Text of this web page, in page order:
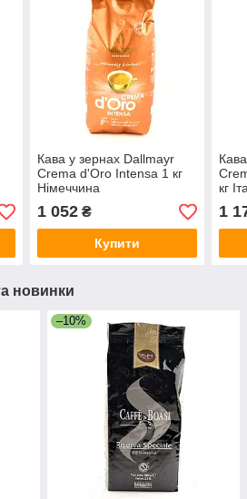
Кава у зернах Dallmayr
Crema d'Oro Intensa 1 кг
Німеччина
1 052₴
Купити
кг
1
новинки
–10%